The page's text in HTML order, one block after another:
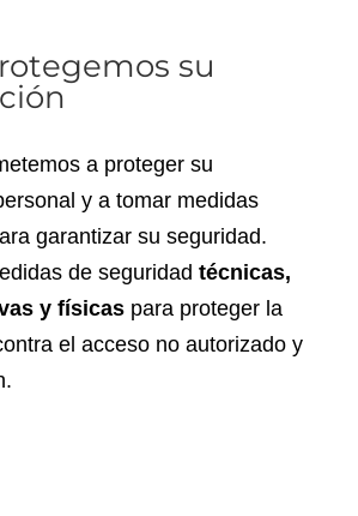
su
a proteger su
y a tomar medidas
garantizar su seguridad.
de seguridad técnicas,
y físicaspara proteger la
el acceso no autorizado y